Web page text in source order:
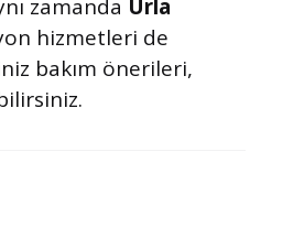
zamanda Urla
hizmetleri de
bakım önerileri,